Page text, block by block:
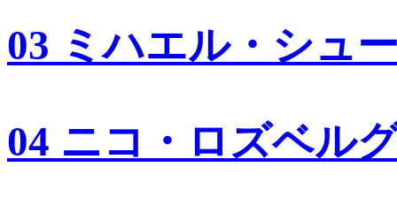
03 ミハエル・シュ
04 ニコ・ロズベル